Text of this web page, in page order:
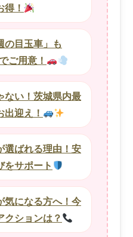
！
の目玉車」も
ご用意！
ない！茨城県内最
迎え！
選ばれる理由！安
をサポート
気になる方へ！今
クションは？